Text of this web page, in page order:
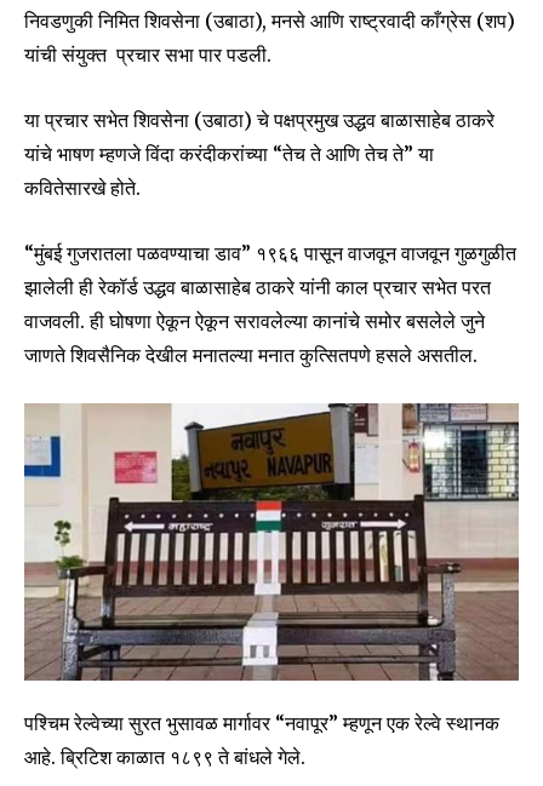
निवडणुकी निमित शिवसेना (उबाठा), मनसे आणि राष्ट्रवादी काँग्रेस (शप)
यांची संयुक्त प्रचार सभा पार पडली.
या प्रचार सभेत शिवसेना (उबाठा) चे पक्षप्रमुख उद्धव बाळासाहेब ठाकरे
यांचे भाषण म्हणजे विंदा करंदीकरांच्या “तेच ते आणि तेच ते” या
कवितेसारखे होते.
“मुंबई गुजरातला पळवण्याचा डाव” १९६६ पासून वाजवून वाजवून गुळगुळीत
झालेली ही रेकॉर्ड उद्धव बाळासाहेब ठाकरे यांनी काल प्रचार सभेत परत
वाजवली. ही घोषणा ऐकून ऐकून सरावलेल्या कानांचे समोर बसलेले जुने
जाणते शिवसैनिक देखील मनातल्या मनात कुत्सितपणे हसले असतील.
पश्चिम रेल्वेच्या सुरत भुसावळ मार्गावर “नवापूर” म्हणून एक रेल्वे स्थानक
आहे. ब्रिटिश काळात १८९९ ते बांधले गेले.